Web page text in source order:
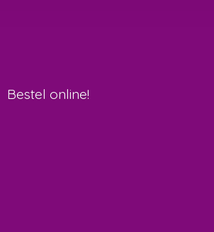
Bestel online!